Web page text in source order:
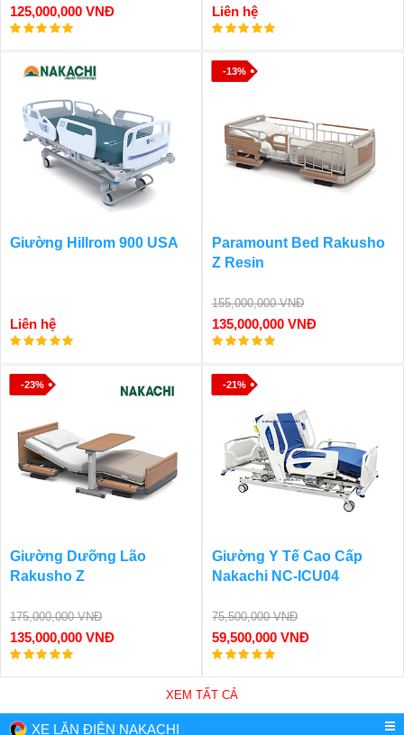
125,000,000 VNĐ Liên hệ
Giường Hillrom 900 USA
Liên hệ
-13%
Paramount Bed Rakusho
Z Resin
155,000,000 VNĐ
135,000,000 VNĐ
-23%
Giường Dưỡng Lão
Rakusho Z
175,000,000 VNĐ
135,000,000 VNĐ
-21%
Giường Y Tế Cao Cấp
Nakachi NC-ICU04
75,500,000 VNĐ
59,500,000 VNĐ
XEM TẤT CẢ
XE LĂN ĐIỆN NAKACHI